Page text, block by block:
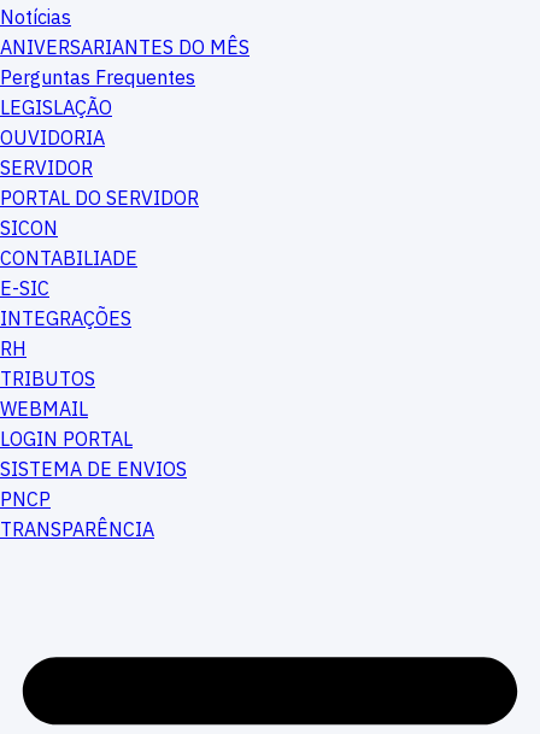
Notícias
ANIVERSARIANTES DO MÊS
Perguntas Frequentes
LEGISLAÇÃO
OUVIDORIA
SERVIDOR
PORTAL DO SERVIDOR
SICON
CONTABILIADE
E-SIC
INTEGRAÇÕES
RH
TRIBUTOS
WEBMAIL
LOGIN PORTAL
SISTEMA DE ENVIOS
PNCP
TRANSPARÊNCIA